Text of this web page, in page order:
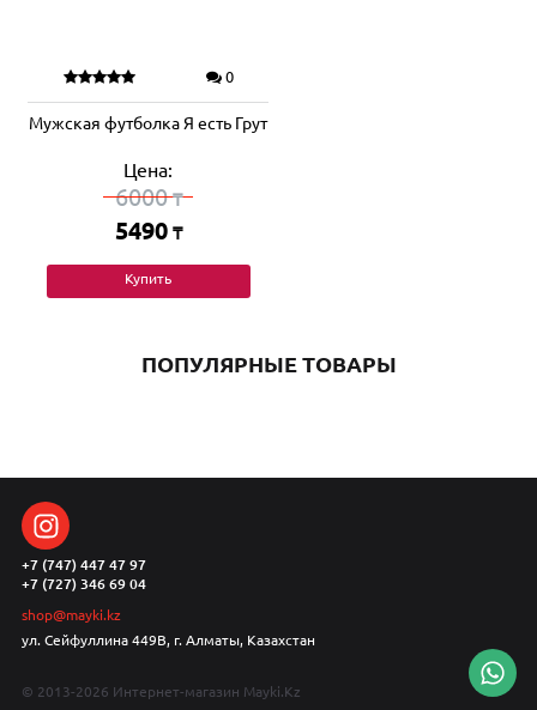
0
Мужская футболка Я есть Грут
Цена:
6000₸
5490 ₸
Купить
ПОПУЛЯРНЫЕ ТОВАРЫ
+7 (747) 447 47 97
+7 (727) 346 69 04
shop@mayki.kz
ул. Сейфуллина 449В, г. Алматы, Казахстан
© 2013-2026 Интернет-магазин Mayki.Kz